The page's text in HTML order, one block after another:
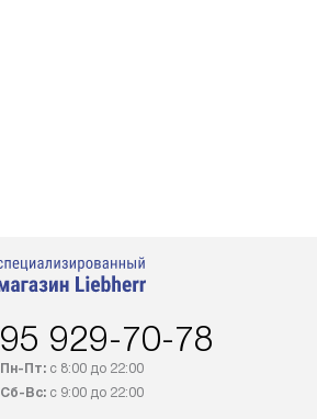
929-70-78
Пн-Пт:с 8:00 до 22:00
Сб-Вс:с 9:00 до 22:00